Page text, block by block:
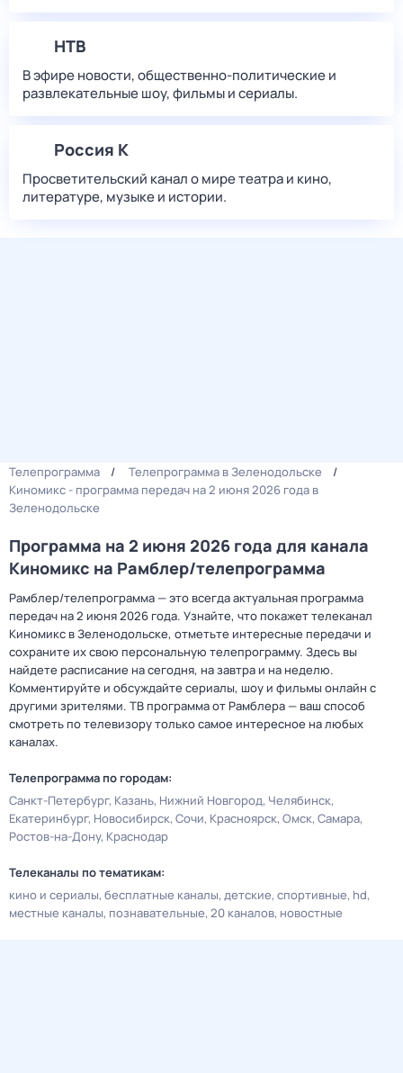
НТВ
В эфире новости, общественно-политические и
развлекательные шоу, фильмы и сериалы.
Россия К
Просветительский канал о мире театра и кино,
литературе, музыке и истории.
Телепрограмма
Телепрограмма в Зеленодольске
Киномикс - программа передач на 2 июня 2026 года в
Зеленодольске
Программа на 2 июня 2026 года для канала
Киномикс на Рамблер/телепрограмма
Рамблер/телепрограмма — это всегда актуальная программа
передач на 2 июня 2026 года. Узнайте, что покажет телеканал
Киномикс в Зеленодольске, отметьте интересные передачи и
сохраните их свою персональную телепрограмму. Здесь вы
найдете расписание на сегодня, на завтра и на неделю.
Комментируйте и обсуждайте сериалы, шоу и фильмы онлайн с
другими зрителями. ТВ программа от Рамблера — ваш способ
смотреть по телевизору только самое интересное на любых
каналах.
Телепрограмма по городам:
Санкт-Петербург Казань Нижний Новгород Челябинск
Екатеринбург Новосибирск Сочи Красноярск Омск Самара
Ростов-на-Дону Краснодар
Телеканалы по тематикам:
кино и сериалы бесплатные каналы детские спортивные hd
местные каналы познавательные 20 каналов новостные